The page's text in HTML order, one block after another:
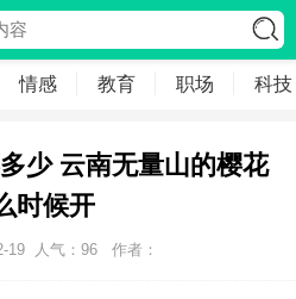
情感 教育 职场 科技
少 云南无量山的樱花
时候开
19 人气： 96 作者：